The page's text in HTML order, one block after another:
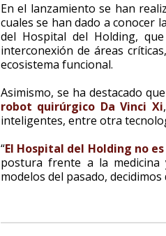
En el lanzamiento se han
cuales se han dado a conocer
del Hospital del Holding,
interconexión de áreas
ecosistema funcional.
Asimismo, se ha destacado
robot quirúrgico Da Vinci Xi
inteligentes, entre otra
“El Hospital del Holding no
postura frente a la medicina
modelos del pasado,